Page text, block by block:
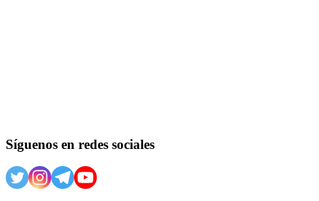
Síguenos en redes sociales